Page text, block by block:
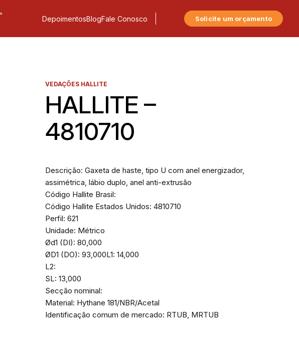
DepoimentosBlogFale Conosco Solicite um orçamento
VEDAÇÕES HALLITE
HALLITE –
4810710
Descrição: Gaxeta de haste, tipo U com anel energizador,
assimétrica, lábio duplo, anel anti-extrusão
Código Hallite Brasil:
Código Hallite Estados Unidos: 4810710
Perfil: 621
Unidade: Métrico
Ød1 (DI): 80,000
ØD1 (DO): 93,000L1: 14,000
L2:
SL: 13,000
Secção nominal:
Material: Hythane 181/NBR/Acetal
Identificação comum de mercado: RTUB, MRTUB